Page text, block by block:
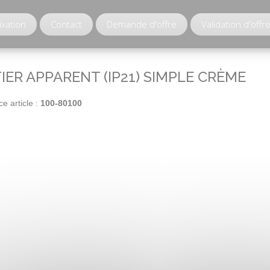
Contact Demande d'offre Validation d'offre
APPARENT (IP21) SIMPLE CRÈME
article : 100-80100